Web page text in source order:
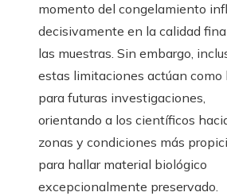
momento del congelamiento
decisivamente en la calidad
las muestras. Sin embargo,
estas limitaciones actúan como
para futuras investigaciones,
orientando a los científicos
zonas y condiciones más
para hallar material biológico
excepcionalmente preservado.